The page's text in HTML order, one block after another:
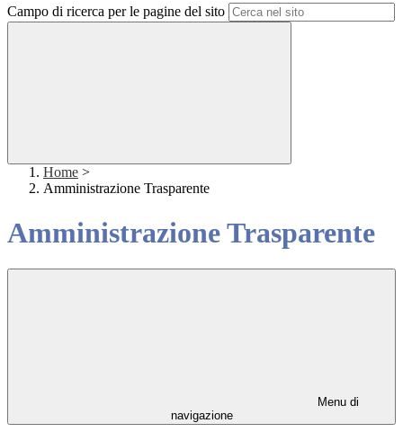
Campo di ricerca per le pagine del sito
Home >
Amministrazione Trasparente
Amministrazione Trasparente
Menu di
navigazione